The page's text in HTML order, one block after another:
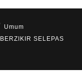
Umum
SELEPAS